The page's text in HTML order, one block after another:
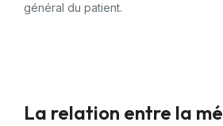
général du patient.
La relation entre la